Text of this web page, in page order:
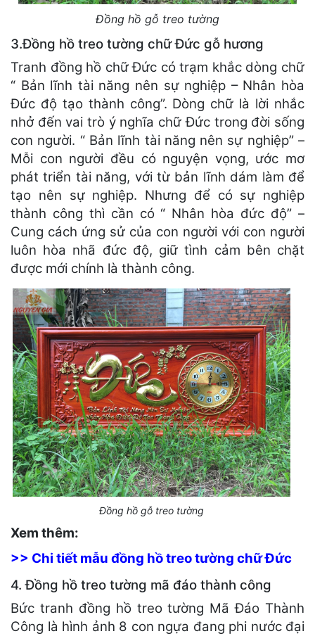
Đồng hồ gỗ treo tường
3.Đồng hồ treo tường chữ Đức gỗ hương
Tranh đồng hồ chữ Đức có trạm khắc dòng chữ
“ Bản lĩnh tài năng nên sự nghiệp – Nhân hòa
Đức độ tạo thành công”. Dòng chữ là lời nhắc
nhở đến vai trò ý nghĩa chữ Đức trong đời sống
con người. “ Bản lĩnh tài năng nên sự nghiệp” –
Mỗi con người đều có nguyện vọng, ước mơ
phát triển tài năng, với từ bản lĩnh dám làm để
tạo nên sự nghiệp. Nhưng để có sự nghiệp
thành công thì cần có “ Nhân hòa đức độ” –
Cung cách ứng sử của con người với con người
luôn hòa nhã đức độ, giữ tình cảm bên chặt
được mới chính là thành công.
Đồng hồ gỗ treo tường
Xem thêm:
>> Chi tiết mẫu đồng hồ treo tường chữ Đức
4. Đồng hồ treo tường mã đáo thành công
Bức tranh đồng hồ treo tường Mã Đáo Thành
Công là hình ảnh 8 con ngựa đang phi nước đại